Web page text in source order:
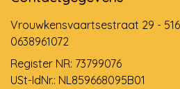
Vrouwkensvaartsestraat 29 -
0638961072
Register NR: 73799076
USt-IdNr.: NL859668095B01